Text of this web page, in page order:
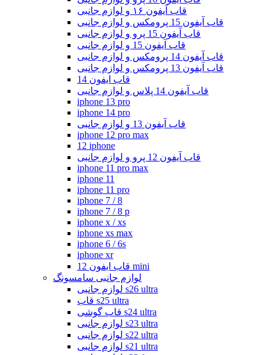
قاب آیفون ۱۶ و لوازم جانبی
قاب آیفون 15 پرومکس و لوازم جانبی
قاب آیفون 15 پرو و لوازم جانبی
قاب آیفون 15 و لوازم جانبی
قاب آیفون 14 پرومکس و لوازم جانبی
قاب آیفون 13 پرومکس و لوازم جانبی
قاب ایفون 14
قاب آیفون 14 پلاس و لوازم جانبی
iphone 13 pro
iphone 14 pro
قاب آیفون 13 و لوازم جانبی
iphone 12 pro max
12 iphone
قاب آیفون 12 پرو و لوازم جانبی
iphone 11 pro max
iphone 11
iphone 11 pro
iphone 7 / 8
iphone 7 / 8 p
iphone x / xs
iphone xs max
iphone 6 / 6s
iphone xr
قاب ایفون 12 mini
لوازم جانبی سامسونگ
لوازم جانبی s26 ultra
قاب s25 ultra
قاب گوشی s24 ultra
لوازم جانبی s23 ultra
لوازم جانبی s22 ultra
لوازم جانبی s21 ultra